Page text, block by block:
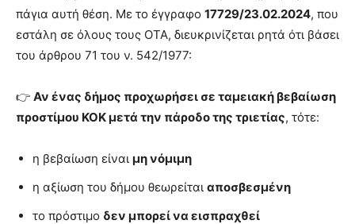
πάγια αυτή θέση. Με το έγγραφο 17729/23.02.2024, που
εστάλη σε όλους τους ΟΤΑ, διευκρινίζεται ρητά ότι βάσει
του άρθρου 71 του ν. 542/1977:
👉 Αν ένας δήμος προχωρήσει σε ταμειακή βεβαίωση
προστίμου ΚΟΚ μετά την πάροδο της τριετίας, τότε:
η βεβαίωση είναι μη νόμιμη
η αξίωση του δήμου θεωρείται αποσβεσμένη
το πρόστιμο δεν μπορεί να εισπραχθεί